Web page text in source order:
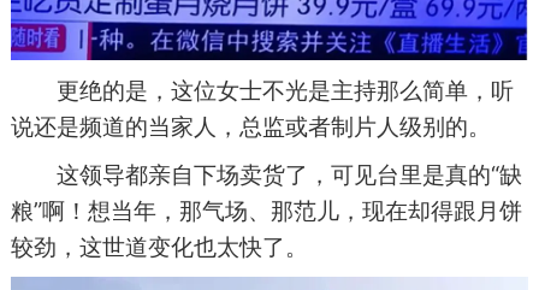
更绝的是，这位女士不光是主持那么简单，听
说还是频道的当家人，总监或者制片人级别的。
这领导都亲自下场卖货了，可见台里是真的“缺
粮”啊！想当年，那气场、那范儿，现在却得跟月饼
较劲，这世道变化也太快了。